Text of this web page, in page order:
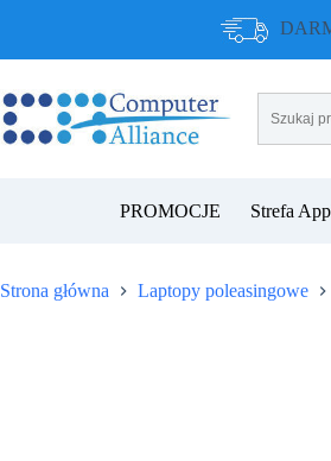
PROMOCJE Strefa
Strona główna Laptopy poleasingowe